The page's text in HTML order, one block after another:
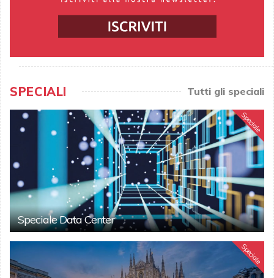
SPECIALI Tutti gli speciali
Speciale
Speciale Data Center
Speciale